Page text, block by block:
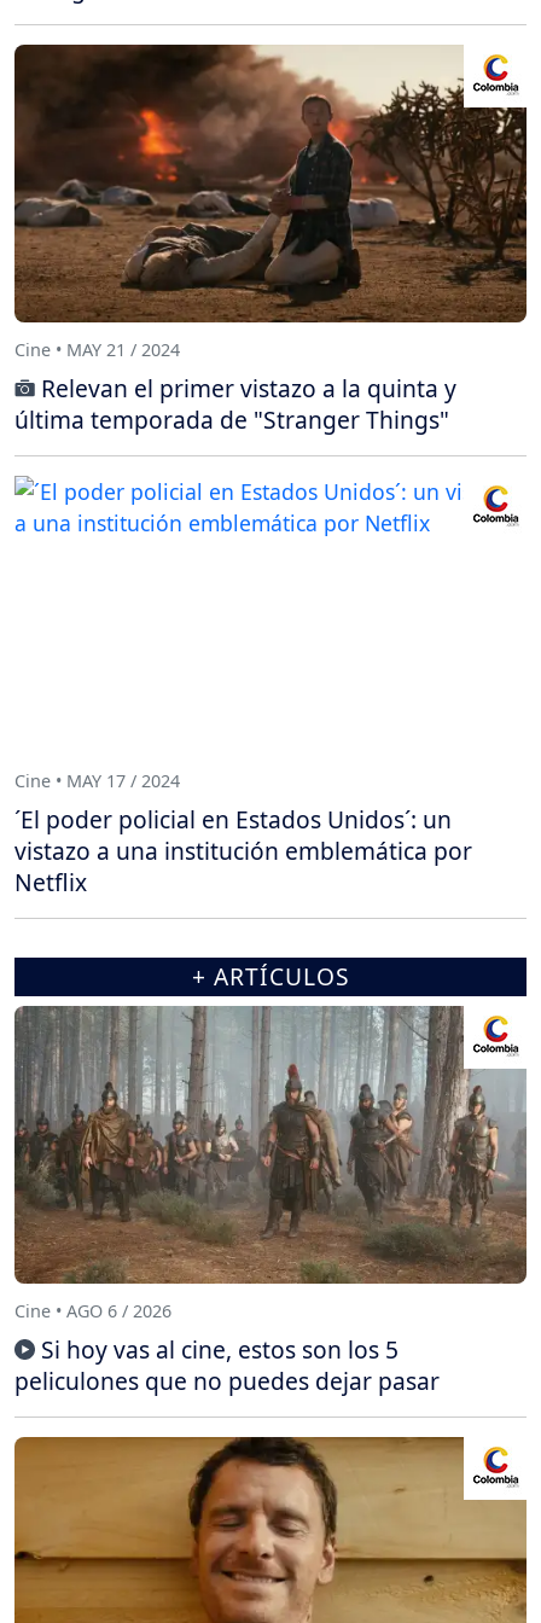
Cine • MAY 21 / 2024
Relevan el primer vistazo a la quinta y
última temporada de "Stranger Things"
Cine • MAY 17 / 2024
´El poder policial en Estados Unidos´: un
vistazo a una institución emblemática por
Netflix
+ ARTÍCULOS
Cine • AGO 6 / 2026
Si hoy vas al cine, estos son los 5
peliculones que no puedes dejar pasar